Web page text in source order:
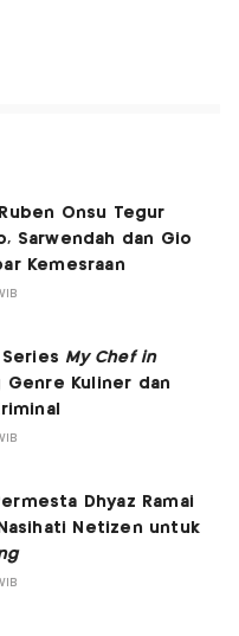
Onsu Tegur
Sarwendah dan Gio
Kemesraan
Series My Chef in
Genre Kuliner dan
Dhyaz Ramai
Netizen untuk